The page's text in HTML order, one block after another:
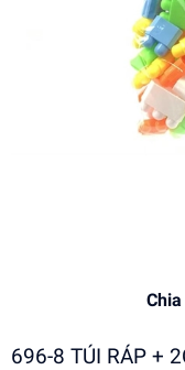
696-8 TÚI RÁP +